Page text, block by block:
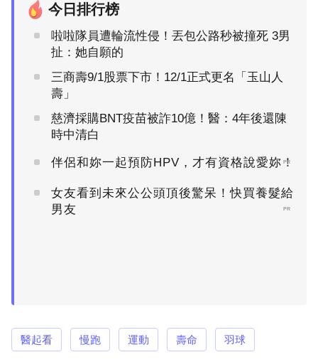
今日排行榜
啦啦隊員遭輪流性侵！丟包公路秒被撞死 3男
扯：她自願的
三商壽9/1股票下市！12/1正式更名「玉山人
壽」
慈濟採購BNT疫苗被詐10億！醫：4年後還陳
時中清白
伴侶和妳一起預防HPV，才有資格說愛妳！
PR
女友看到未來公公頭頂後驚呆！快買養髮給
男友
PR
醫起看 慢跑 運動 壽命 羽球